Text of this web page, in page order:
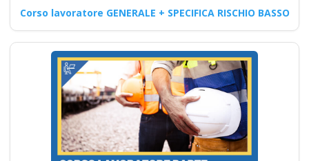
normativa…
Continua
Corso lavoratore GENERALE + SPECIFICA RISCHIO BASSO